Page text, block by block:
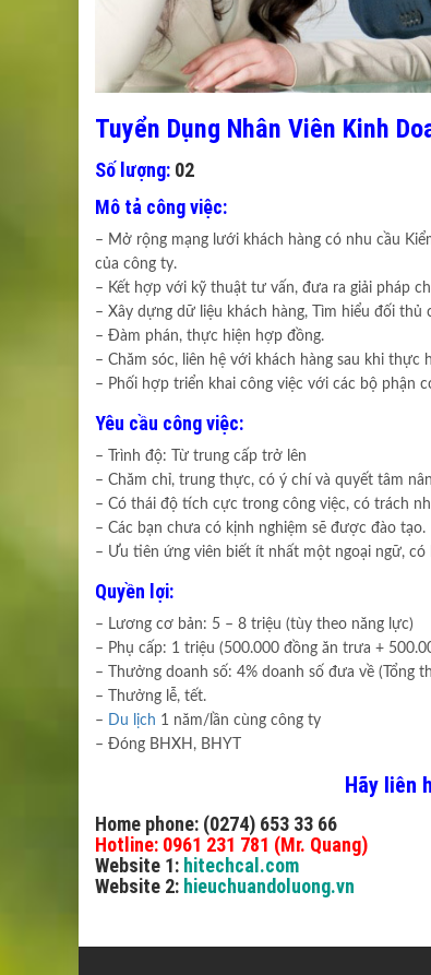
Tuyển Dụng Nhân Viên Kinh
Số lượng: 02
Mô tả công việc:
– Mở rộng mạng lưới khách hàng có nhu cầu
của công ty.
– Kết hợp với kỹ thuật tư vấn, đưa ra giải pháp
– Xây dựng dữ liệu khách hàng, Tìm hiểu đối thủ
– Đàm phán, thực hiện hợp đồng.
– Chăm sóc, liên hệ với khách hàng sau khi thực
– Phối hợp triển khai công việc với các bộ phận
Yêu cầu công việc:
– Trình độ: Từ trung cấp trở lên
– Chăm chỉ, trung thực, có ý chí và quyết tâm
– Có thái độ tích cực trong công việc, có trách
– Các bạn chưa có kịnh nghiệm sẽ được đào tạo.
– Ưu tiên ứng viên biết ít nhất một ngoại ngữ,
Quyền lợi:
– Lương cơ bản: 5 – 8 triệu (tùy theo năng lực)
– Phụ cấp: 1 triệu (500.000 đồng ăn trưa +
– Thưởng doanh số: 4% doanh số đưa về (Tổng
– Thưởng lễ, tết.
–
Du lịch 1 năm/lần cùng công ty
– Đóng BHXH, BHYT
Hãy liên
Home phone: (0274) 653 33 66
Hotline: 0961 231 781 (Mr. Quang)
Website 1: hitechcal.com
Website 2: hieuchuandoluong.vn